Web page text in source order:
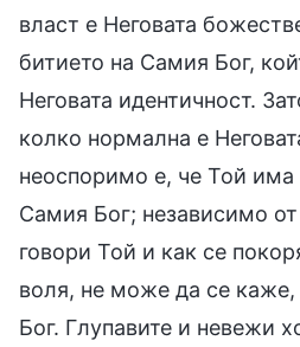
власт е Неговата
битието на Самия Бог,
Неговата идентичност.
колко нормална е
неоспоримо е, че Той има
Самия Бог; независимо от
говори Той и как се
воля, не може да се
Бог. Глупавите и невежи